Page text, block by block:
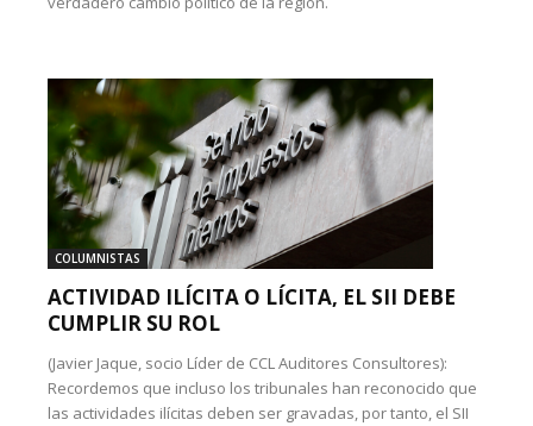
COLUMNISTAS
ACTIVIDAD ILÍCITA O LÍCITA, EL SII DEBE
CUMPLIR SU ROL
(Javier Jaque, socio Líder de CCL Auditores Consultores):
Recordemos que incluso los tribunales han reconocido que
las actividades ilícitas deben ser gravadas, por tanto, el SII